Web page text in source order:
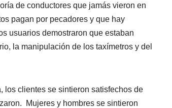
de conductores que jamás vieron en
pagan por pecadores y que hay
usuarios demostraron que estaban
la manipulación de los taxímetros y del
los clientes se sintieron satisfechos de
Mujeres y hombres se sintieron